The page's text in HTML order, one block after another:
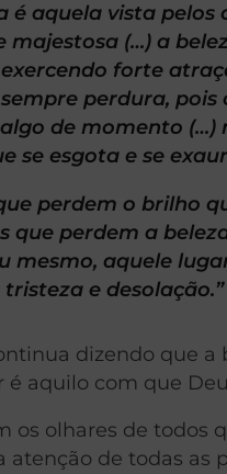
é aquela vista pelos
majestosa (…) a
forte
perdura,
de momento (…)
se esgota e se
perdem o brilho
que perdem a
mesmo, aquele
e desolação.”
dizendo que a
é aquilo com que
os olhares de todos
de todas as